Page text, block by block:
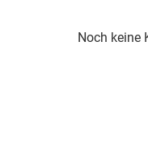
Noch keine